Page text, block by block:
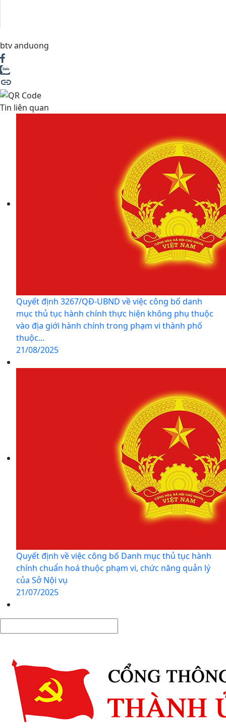
btv anduong
Tin liên quan
Quyết định 3267/QĐ-UBND về việc công bố danh
mục thủ tục hành chính thực hiện không phụ thuộc
vào địa giới hành chính trong phạm vi thành phố
thuộc...
21/08/2025
Quyết định về việc công bố Danh mục thủ tục hành
chính chuẩn hoá thuộc phạm vi, chức năng quản lý
của Sở Nội vụ
21/07/2025